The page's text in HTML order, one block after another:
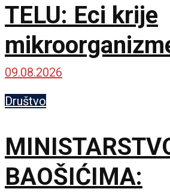
TELU: Eci krije
potpuno
09.08.2026
Društvo
BAOŠIĆIMA: